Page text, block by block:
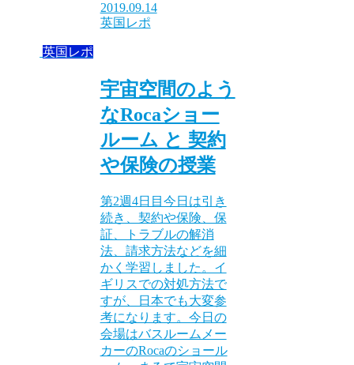
2019.09.14
英国レポ
英国レポ
宇宙空間のよう
なRocaショー
ルーム と 契約
や保険の授業
第2週4日目今日は引き
続き、契約や保険、保
証、トラブルの解消
法、請求方法などを細
かく学習しました。イ
ギリスでの対処方法で
すが、日本でも大変参
考になります。今日の
会場はバスルームメー
カーのRocaのショール